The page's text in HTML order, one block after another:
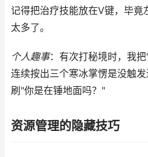
记得把治疗技能放在V键，毕竟
太多了。
个人趣事：有次打秘境时，我
连续按出三个寒冰掌愣是没触
刷"你是在锤地面吗？"
资源管理的隐藏技巧